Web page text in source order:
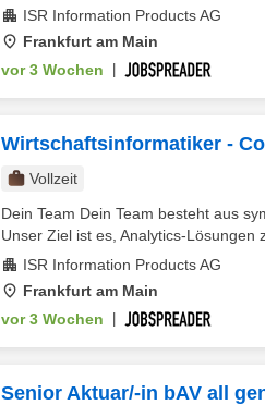
ISR Information Products AG
Frankfurt am Main
vor 3 Wochen
Wirtschaftsinformatiker -
Vollzeit
Dein Team Dein Team besteht aus
Unser Ziel ist es, Analytics-Lösungen
ISR Information Products AG
Frankfurt am Main
vor 3 Wochen
Senior Aktuar/-in bAV all